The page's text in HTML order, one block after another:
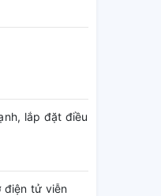
lắp đặt điều
điện tử viễn